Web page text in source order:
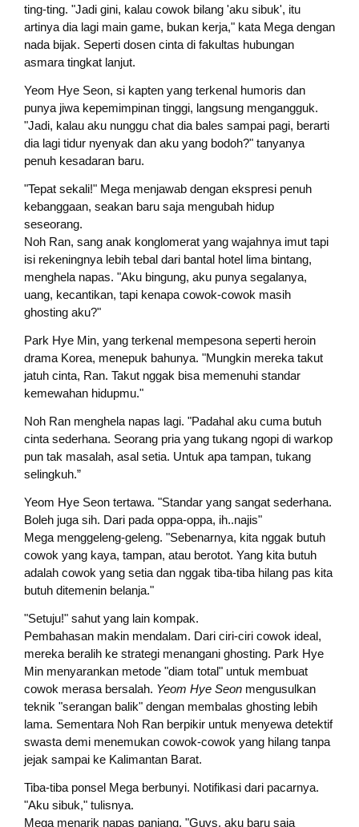
ting-ting. "Jadi gini, kalau cowok bilang 'aku sibuk', itu
artinya dia lagi main game, bukan kerja," kata Mega dengan
nada bijak. Seperti dosen cinta di fakultas hubungan
asmara tingkat lanjut.
Yeom Hye Seon, si kapten yang terkenal humoris dan
punya jiwa kepemimpinan tinggi, langsung mengangguk.
"Jadi, kalau aku nunggu chat dia bales sampai pagi, berarti
dia lagi tidur nyenyak dan aku yang bodoh?" tanyanya
penuh kesadaran baru.
"Tepat sekali!" Mega menjawab dengan ekspresi penuh
kebanggaan, seakan baru saja mengubah hidup
seseorang.
Noh Ran, sang anak konglomerat yang wajahnya imut tapi
isi rekeningnya lebih tebal dari bantal hotel lima bintang,
menghela napas. "Aku bingung, aku punya segalanya,
uang, kecantikan, tapi kenapa cowok-cowok masih
ghosting aku?"
Park Hye Min, yang terkenal mempesona seperti heroin
drama Korea, menepuk bahunya. "Mungkin mereka takut
jatuh cinta, Ran. Takut nggak bisa memenuhi standar
kemewahan hidupmu."
Noh Ran menghela napas lagi. "Padahal aku cuma butuh
cinta sederhana. Seorang pria yang tukang ngopi di warkop
pun tak masalah, asal setia. Untuk apa tampan, tukang
selingkuh.”
Yeom Hye Seon tertawa. "Standar yang sangat sederhana.
Boleh juga sih. Dari pada oppa-oppa, ih..najis"
Mega menggeleng-geleng. "Sebenarnya, kita nggak butuh
cowok yang kaya, tampan, atau berotot. Yang kita butuh
adalah cowok yang setia dan nggak tiba-tiba hilang pas kita
butuh ditemenin belanja."
"Setuju!" sahut yang lain kompak.
Pembahasan makin mendalam. Dari ciri-ciri cowok ideal,
mereka beralih ke strategi menangani ghosting. Park Hye
Min menyarankan metode "diam total" untuk membuat
cowok merasa bersalah. Yeom Hye Seon mengusulkan
teknik "serangan balik" dengan membalas ghosting lebih
lama. Sementara Noh Ran berpikir untuk menyewa detektif
swasta demi menemukan cowok-cowok yang hilang tanpa
jejak sampai ke Kalimantan Barat.
Tiba-tiba ponsel Mega berbunyi. Notifikasi dari pacarnya.
"Aku sibuk," tulisnya.
Mega menarik napas panjang. "Guys, aku baru saja